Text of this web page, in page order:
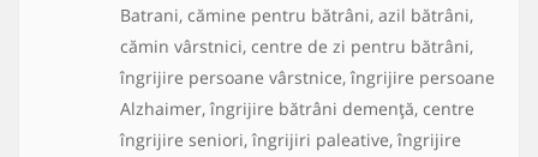
Batrani, cămine pentru bătrâni, azil bătrâni,
cămin vârstnici, centre de zi pentru bătrâni,
îngrijire persoane vârstnice, îngrijire persoane
Alzhaimer, îngrijire bătrâni demență, centre
îngrijire seniori, îngrijiri paleative, îngrijire